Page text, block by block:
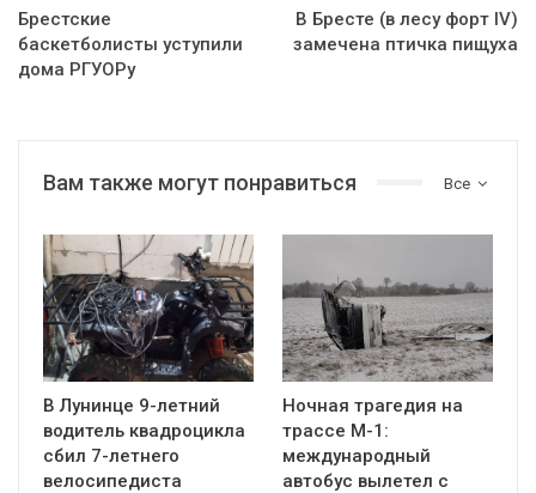
Брестские
баскетболисты уступили
дома РГУОРу
В Бресте (в лесу форт IV)
замечена птичка пищуха
Все
Вам также могут понравиться
В Лунинце 9-летний
водитель квадроцикла
сбил 7-летнего
велосипедиста
Ночная трагедия на
трассе М-1:
международный
автобус вылетел с